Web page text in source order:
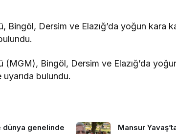
Bingöl, Dersim ve Elazığ’da yoğun kara
Bingöl, Dersim ve Elazığ’da
bulundu.
dünya genelinde
Mansur